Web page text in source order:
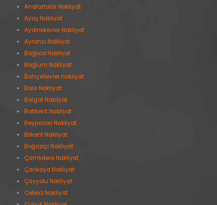
Anafartalar Nakliyat
Ayaş Nakliyat
Aydınlıkevler Nakliyat
Ayrancı Nakliyat
Bağlıca Nakliyat
Bağlum Nakliyat
Bahçelievler nakliyat
Bala Nakliyat
Balgat Nakliyat
Batıkent Nakliyat
Beypazarı Nakliyat
Bilkent Nakliyat
Boğaziçi Nakliyat
Çamlıdere Nakliyat
Çankaya Nakliyat
Çayyolu Nakliyat
Cebeci Nakliyat